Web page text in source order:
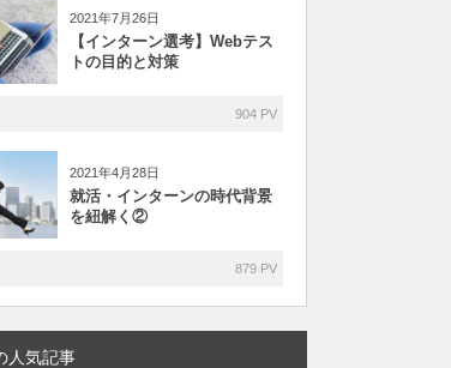
2021年7月26日
【インターン選考】Webテス
トの目的と対策
904 PV
2021年4月28日
就活・インターンの時代背景
を紐解く②
879 PV
人気記事